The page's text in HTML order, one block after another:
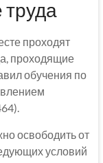
труда
проходят
проходящие
обучения по
освободить от
условий